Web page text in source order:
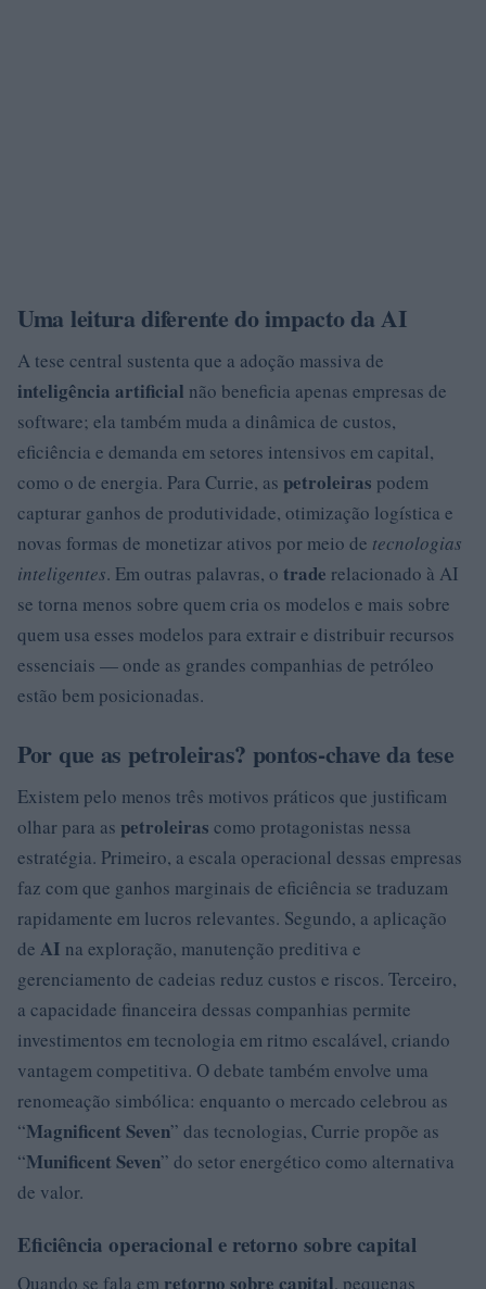
Uma leitura diferente do impacto da AI
A tese central sustenta que a adoção massiva de
inteligência artificial não beneficia apenas empresas de
software; ela também muda a dinâmica de custos,
eficiência e demanda em setores intensivos em capital,
como o de energia. Para Currie, as petroleiras podem
capturar ganhos de produtividade, otimização logística e
novas formas de monetizar ativos por meio de tecnologias
inteligentes. Em outras palavras, o trade relacionado à AI
se torna menos sobre quem cria os modelos e mais sobre
quem usa esses modelos para extrair e distribuir recursos
essenciais — onde as grandes companhias de petróleo
estão bem posicionadas.
Por que as petroleiras? pontos-chave da tese
Existem pelo menos três motivos práticos que justificam
olhar para as petroleiras como protagonistas nessa
estratégia. Primeiro, a escala operacional dessas empresas
faz com que ganhos marginais de eficiência se traduzam
rapidamente em lucros relevantes. Segundo, a aplicação
de AI na exploração, manutenção preditiva e
gerenciamento de cadeias reduz custos e riscos. Terceiro,
a capacidade financeira dessas companhias permite
investimentos em tecnologia em ritmo escalável, criando
vantagem competitiva. O debate também envolve uma
renomeação simbólica: enquanto o mercado celebrou as
“Magnificent Seven” das tecnologias, Currie propõe as
“Munificent Seven” do setor energético como alternativa
de valor.
Eficiência operacional e retorno sobre capital
Quando se fala em retorno sobre capital, pequenas